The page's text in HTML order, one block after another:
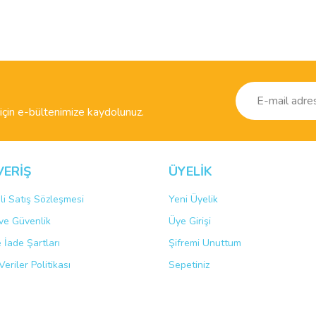
da almış oldum. Emeğiniz için teşekkür ederim.
e-bültenimize kaydolunuz.
Satış Sözleşmesi
Güvenlik
Şartları
Politikası
ÜYELİK
Yeni Üyelik
Üye Girişi
Şifremi Unuttum
Sepetiniz